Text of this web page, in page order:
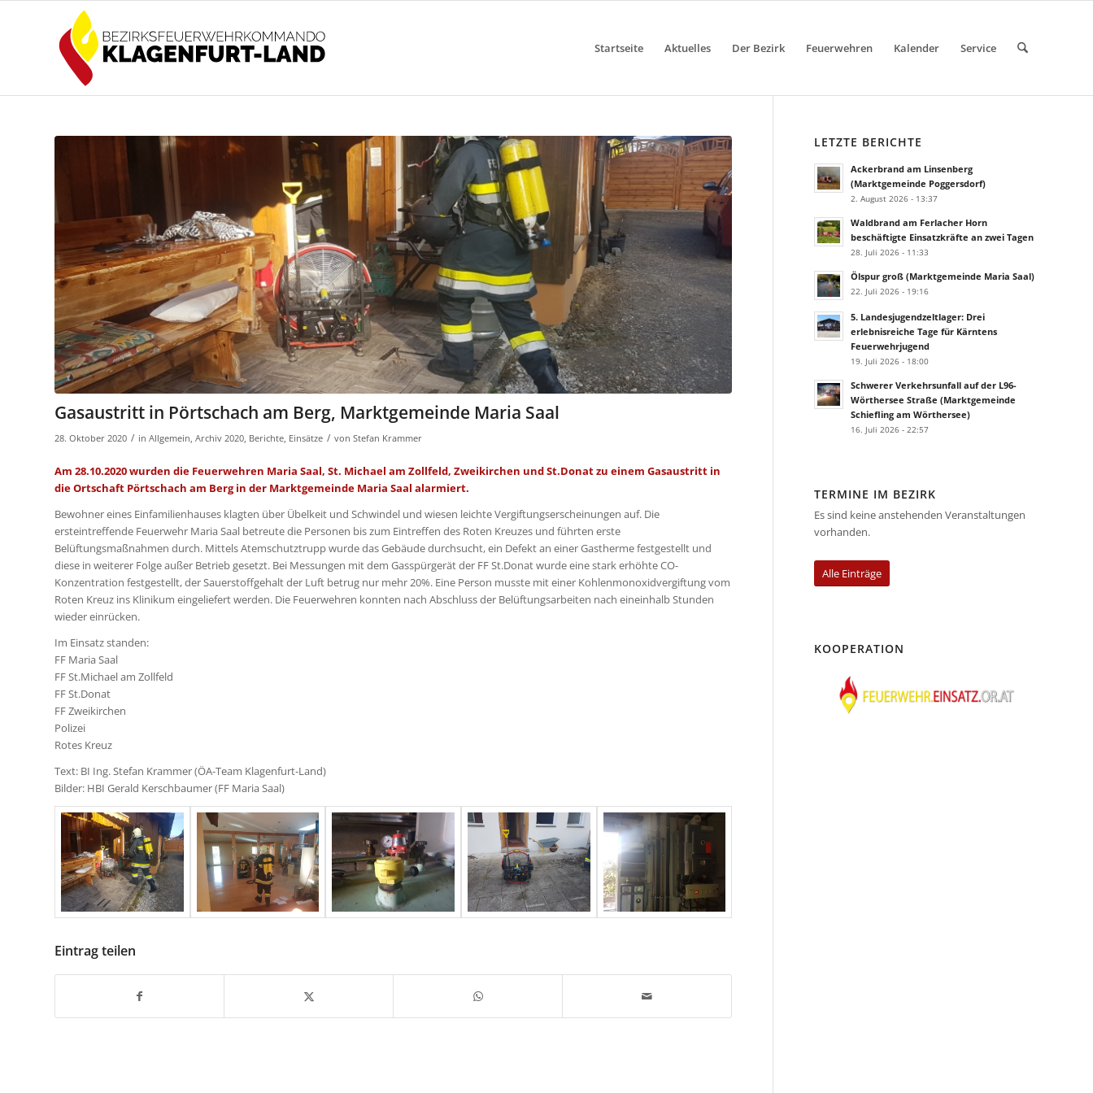
Startseite Aktuelles Der Bezirk Feuerwehren Kalender Service
Gasaustritt in Pörtschach am Berg, Marktgemeinde Maria Saal
28. Oktober 2020 / in Allgemein Archiv 2020 Berichte Einsätze / von Stefan Krammer
Am 28.10.2020 wurden die Feuerwehren Maria Saal, St. Michael am Zollfeld, Zweikirchen und St.Donat zu einem Gasaustritt in
die Ortschaft Pörtschach am Berg in der Marktgemeinde Maria Saal alarmiert.
Bewohner eines Einfamilienhauses klagten über Übelkeit und Schwindel und wiesen leichte Vergiftungserscheinungen auf. Die
ersteintreffende Feuerwehr Maria Saal betreute die Personen bis zum Eintreffen des Roten Kreuzes und führten erste
Belüftungsmaßnahmen durch. Mittels Atemschutztrupp wurde das Gebäude durchsucht, ein Defekt an einer Gastherme festgestellt und
diese in weiterer Folge außer Betrieb gesetzt. Bei Messungen mit dem Gasspürgerät der FF St.Donat wurde eine stark erhöhte CO-
Konzentration festgestellt, der Sauerstoffgehalt der Luft betrug nur mehr 20%. Eine Person musste mit einer Kohlenmonoxidvergiftung vom
Roten Kreuz ins Klinikum eingeliefert werden. Die Feuerwehren konnten nach Abschluss der Belüftungsarbeiten nach eineinhalb Stunden
wieder einrücken.
Im Einsatz standen:
FF Maria Saal
FF St.Michael am Zollfeld
FF St.Donat
FF Zweikirchen
Polizei
Rotes Kreuz
Text: BI Ing. Stefan Krammer (ÖA-Team Klagenfurt-Land)
Bilder: HBI Gerald Kerschbaumer (FF Maria Saal)
Eintrag teilen
LETZTE BERICHTE
Ackerbrand am Linsenberg
(Marktgemeinde Poggersdorf)
2. August 2026 - 13:37
Waldbrand am Ferlacher Horn
beschäftigte Einsatzkräfte an zwei Tagen
28. Juli 2026 - 11:33
Ölspur groß (Marktgemeinde Maria Saal)
22. Juli 2026 - 19:16
5. Landesjugendzeltlager: Drei
erlebnisreiche Tage für Kärntens
Feuerwehrjugend
19. Juli 2026 - 18:00
Schwerer Verkehrsunfall auf der L96-
Wörthersee Straße (Marktgemeinde
Schiefling am Wörthersee)
16. Juli 2026 - 22:57
TERMINE IM BEZIRK
Es sind keine anstehenden Veranstaltungen
vorhanden.
Alle Einträge
KOOPERATION